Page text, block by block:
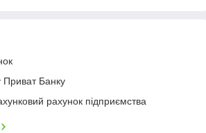
Приват Банку
рахунок підприємства